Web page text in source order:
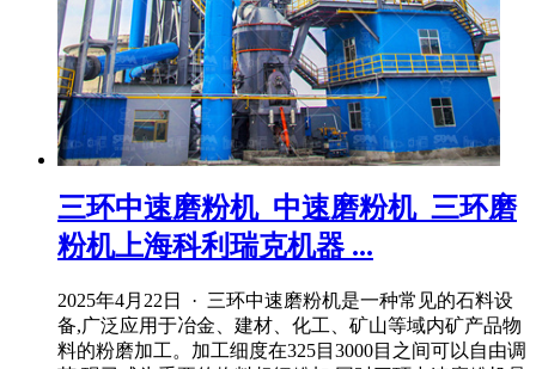
三环中速磨粉机_中速磨粉机_三环磨
粉机上海科利瑞克机器 ...
2025年4月22日 · 三环中速磨粉机是一种常见的石料设
备,广泛应用于冶金、建材、化工、矿山等域内矿产品物
料的粉磨加工。加工细度在325目3000目之间可以自由调